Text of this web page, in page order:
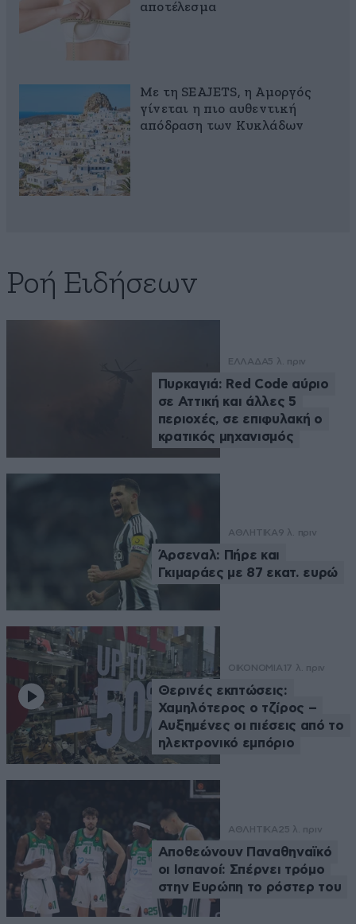
αποτέλεσμα
Με τη SEAJETS, η Αμοργός
γίνεται η πιο αυθεντική
απόδραση των Κυκλάδων
Ροή Ειδήσεων
ΕΛΛΑΔΑ5 λ. πριν
Πυρκαγιά: Red Code αύριο
σε Αττική και άλλες 5
περιοχές, σε επιφυλακή ο
κρατικός μηχανισμός
ΑΘΛΗΤΙΚΑ9 λ. πριν
Άρσεναλ: Πήρε και
Γκιμαράες με 87 εκατ. ευρώ
ΟΙΚΟΝΟΜΙΑ 17 λ. πριν
Θερινές εκπτώσεις:
Χαμηλότερος ο τζίρος –
Αυξημένες οι πιέσεις από το
ηλεκτρονικό εμπόριο
ΑΘΛΗΤΙΚΑ25 λ. πριν
Αποθεώνουν Παναθηναϊκό
οι Ισπανοί: Σπέρνει τρόμο
στην Ευρώπη το ρόστερ του